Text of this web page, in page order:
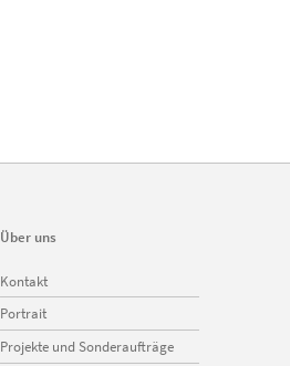
Über uns
überspringen
Kontakt
Portrait
Projekte und Sonderaufträge